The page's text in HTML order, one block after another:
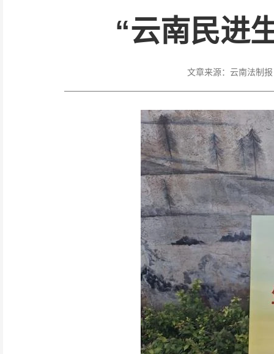
“云南民进
文章来源： 云南法制报